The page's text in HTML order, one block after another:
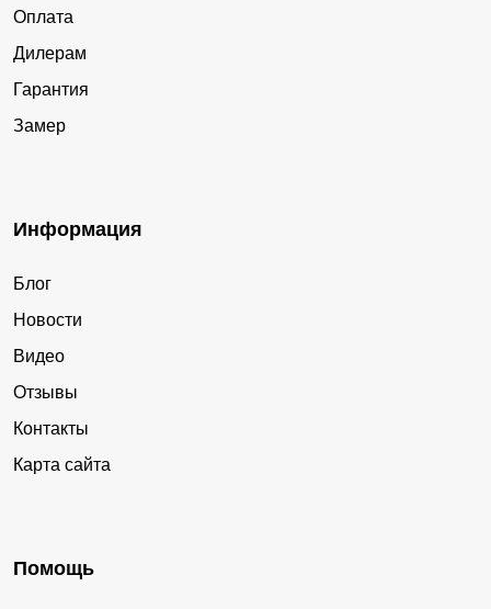
Оплата
Дилерам
Гарантия
Замер
Информация
Блог
Новости
Видео
Отзывы
Контакты
Карта сайта
Помощь